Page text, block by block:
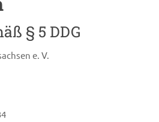
§ 5 DDG
e. V.